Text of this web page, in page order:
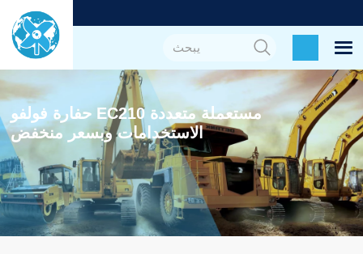
حفارة فولفو EC210 مستعملة متعددة
الاستخدامات وبسعر منخفض